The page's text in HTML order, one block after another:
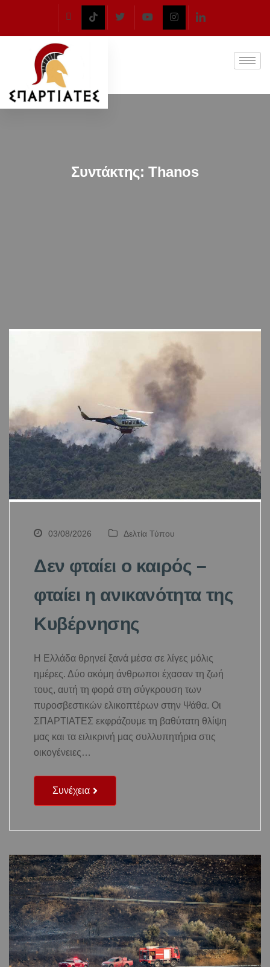
Συντάκτης: Thanos
03/08/2026 Δελτία Τύπου
Δεν φταίει ο καιρός –
φταίει η ανικανότητα της
Κυβέρνησης
Η Ελλάδα θρηνεί ξανά μέσα σε λίγες μόλις
ημέρες. Δύο ακόμη άνθρωποι έχασαν τη ζωή
τους, αυτή τη φορά στη σύγκρουση των
πυροσβεστικών ελικοπτέρων στην Ψάθα. Οι
ΣΠΑΡΤΙΑΤΕΣ εκφράζουμε τη βαθύτατη θλίψη
μας και τα ειλικρινή μας συλλυπητήρια στις
οικογένειες…
Συνέχεια